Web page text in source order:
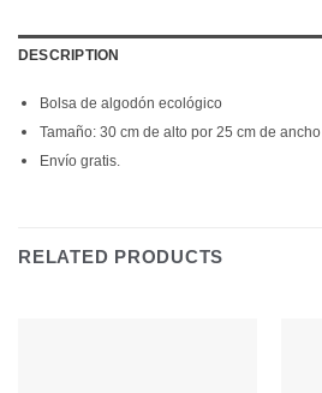
DESCRIPTION
Bolsa de algodón ecológico
Tamaño: 30 cm de alto por 25 cm de ancho
Envío gratis.
RELATED PRODUCTS